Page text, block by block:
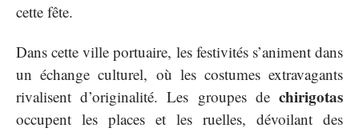
cette fête.
Dans cette ville portuaire, les festivités s’animent dans
un échange culturel, où les costumes extravagants
rivalisent d’originalité. Les groupes de chirigotas
occupent les places et les ruelles, dévoilant des